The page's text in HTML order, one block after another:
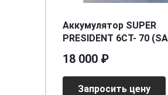
Аккумулятор SUPER
PRESIDENT 6СТ- 70
[д278ш175в190/760]
18 000 ₽
Запросить цену